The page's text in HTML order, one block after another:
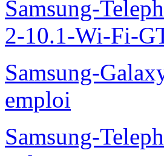
Samsung-
2-10.1-Wi-Fi-
Samsung-
emploi
Samsung-